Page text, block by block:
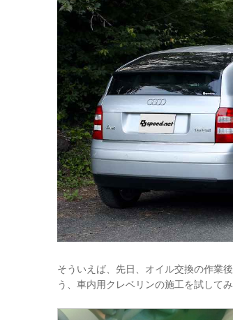
そういえば、先日、オイル交換の作業後
う、車内用クレベリンの施工を試して